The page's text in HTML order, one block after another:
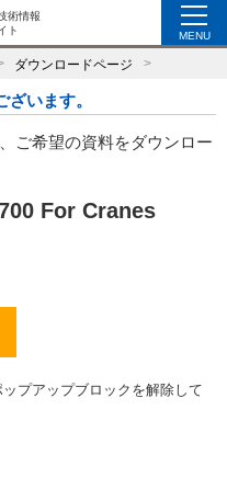
術情報
ト
MENU
ダウンロードページ
います。
ご希望の資料をダウンロー
For Cranes
プアップブロックを解除して